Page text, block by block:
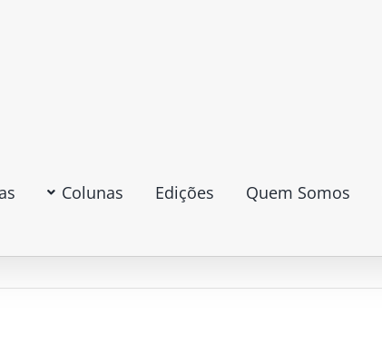
Colunas Edições Quem Somos